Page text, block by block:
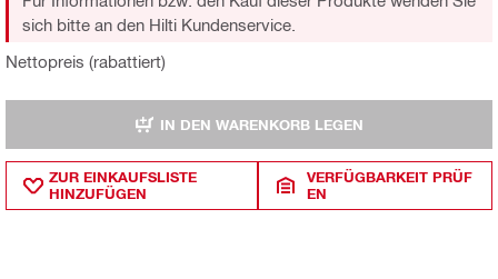
Nettopreis (rabattiert)
sich bitte an den Hilti Kundenservice.
IN DEN WARENKORB LEGEN
ZUR EINKAUFSLISTE
HINZUFÜGEN
VERFÜGBARKEIT PRÜF
EN